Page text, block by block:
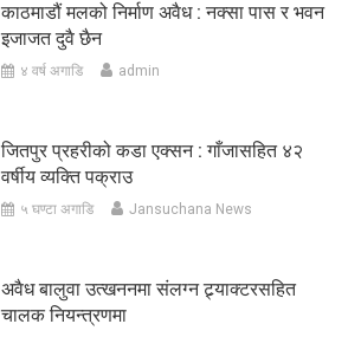
काठमाडौं मलको निर्माण अवैध : नक्सा पास र भवन
इजाजत दुवै छैन
४ वर्ष अगाडि admin
जितपुर प्रहरीको कडा एक्सन : गाँजासहित ४२
वर्षीय व्यक्ति पक्राउ
५ घण्टा अगाडि Jansuchana News
अवैध बालुवा उत्खननमा संलग्न ट्र्याक्टरसहित
चालक नियन्त्रणमा